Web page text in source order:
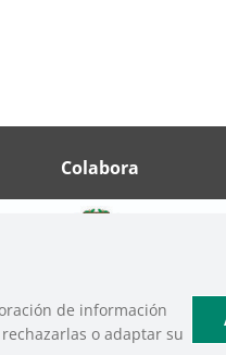
Colabora
de Privacidad de Redes Sociales
de información
o adaptar su